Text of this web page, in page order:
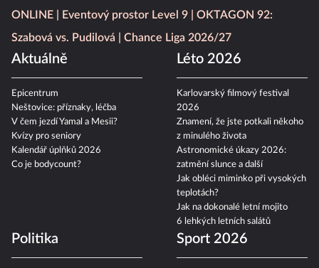
ONLINE
Eventový prostor Level 9
OKTAGON 92:
Szabová vs. Pudilová
Chance Liga 2026/27
Aktuálně
Epicentrum
Neštovice: příznaky, léčba
V čem jezdí Yamal a Mesii?
Kvízy pro seniory
Kalendář úplňků 2026
Co je bodycount?
Léto 2026
Karlovarský filmový festival
2026
Znamení, že jste potkali někoho
z minulého života
Astronomické úkazy 2026:
zatmění slunce a další
Jak obléci miminko při vysokých
teplotách?
Jak na dokonalé letní mojito
6 lehkých letních salátů
Politika Sport 2026